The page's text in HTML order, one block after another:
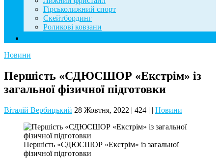
Гірськолижний спорт
Скейтбординг
Роликові ковзани
Новини
Першість «СДЮСШОР «Екстрім» із
загальної фізичної підготовки
Віталій Вербицький 28 Жовтня, 2022 | 424 | | Новини
Першість «СДЮСШОР «Екстрім» із загальної
фізичної підготовки